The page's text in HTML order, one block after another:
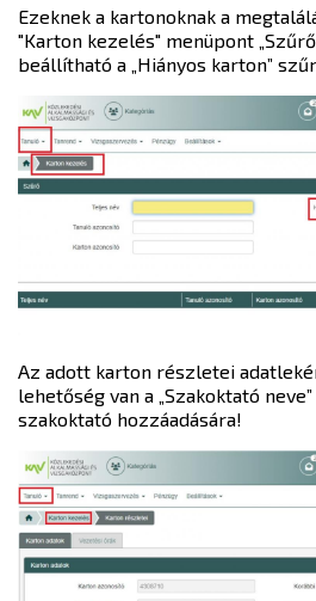
Ezeknek a kartonoknak a
"Karton kezelés" menüpont
beállítható a „Hiányos karton”
Az adott karton részletei
lehetőség van a „Szakoktató
szakoktató hozzáadására!